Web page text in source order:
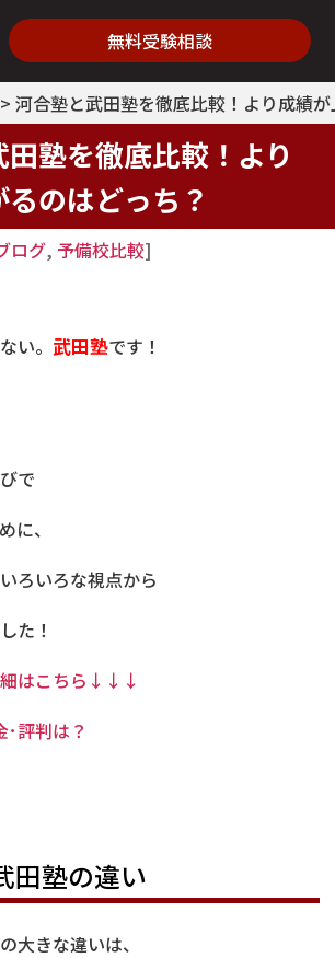
無料受験相談
> 河合塾と武田塾を徹底比較！より成績
塾を徹底比較！より
のはどっち？
ログ, 予備校比較]
い。 武田塾です！
で
に、
ろいろな視点から
た！
はこちら↓↓↓
評判は？
田塾の違い
大きな違いは、